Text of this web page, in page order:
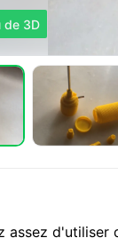
de 3D
assez